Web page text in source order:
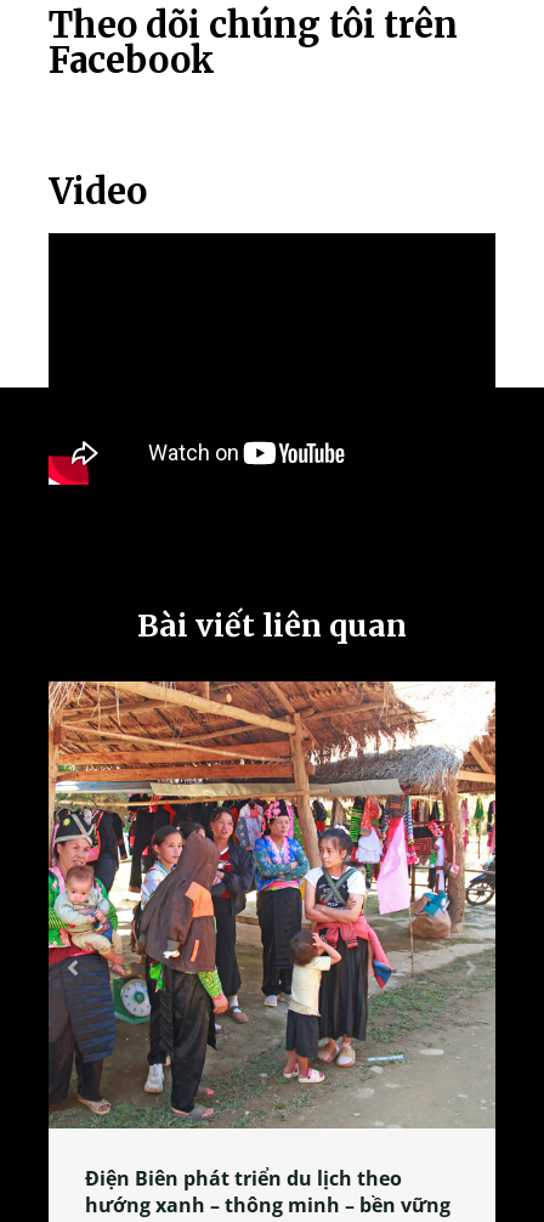
Theo dõi chúng tôi trên
Facebook
Video
Bài viết liên quan
Điện Biên phát triển du lịch theo
hướng xanh – thông minh – bền vững